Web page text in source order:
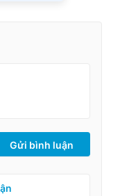
Gửi bình luận